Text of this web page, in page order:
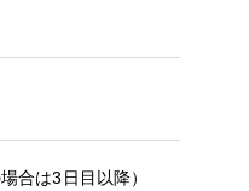
合は3日目以降）